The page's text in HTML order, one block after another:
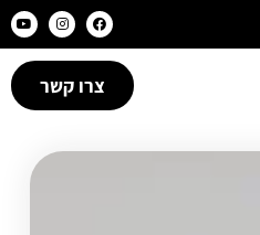
צרו קשר